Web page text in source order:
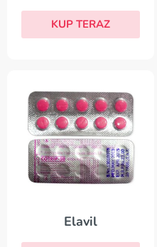
KUP TERAZ
Elavil